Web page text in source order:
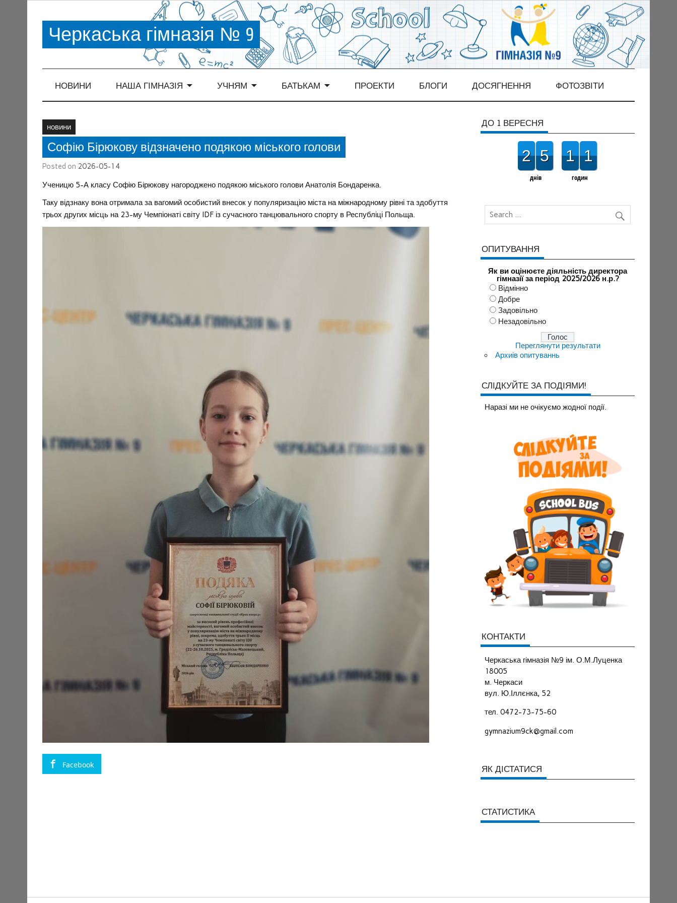
Черкаська гімназія № 9
НОВИНИ НАША ГІМНАЗІЯ УЧНЯМ БАТЬКАМ ПРОЕКТИ БЛОГИ ДОСЯГНЕННЯ ФОТОЗВІТИ
новини
Софію Бірюкову відзначено подякою міського голови
Posted on 2026-05-14
Ученицю 5-А класу Софію Бірюкову нагороджено подякою міського голови Анатолія Бондаренка.
Таку відзнаку вона отримала за вагомий особистий внесок у популяризацію міста на міжнародному рівні та здобуття
трьох других місць на 23-му Чемпіонаті світу IDF із сучасного танцювального спорту в Республіці Польща.
Facebook
ДО 1 ВЕРЕСНЯ
2 5
днів
1 1
годин
ОПИТУВАННЯ
Як ви оцінюєте діяльність директора
гімназії за період 2025/2026 н.р.?
Відмінно
Добре
Задовільно
Незадовільно
Переглянути результати
Архиів опитуваннь
СЛІДКУЙТЕ ЗА ПОДІЯМИ!
Наразi ми не очiкуємо жодної події.
КОНТАКТИ
Черкаська гімназія №9 ім. О.М.Луценка
18005
м. Черкаси
вул. Ю.Іллєнка, 52
тел. 0472-73-75-60
gymnazium9ck@gmail.com
ЯК ДІСТАТИСЯ
СТАТИСТИКА